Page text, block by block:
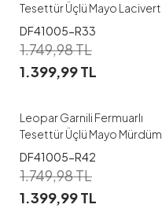
Tesettür Üçlü Mayo Lacivert
DF41005-R33
1.749,98TL
1.399,99TL
38-40
46-48 50-52
Leopar Garnili Fermuarlı
Tesettür Üçlü Mayo Mürdüm
DF41005-R42
1.749,98TL
1.399,99TL
38-40
46-48 50-52